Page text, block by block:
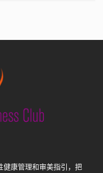
健康管理和审美指引，把